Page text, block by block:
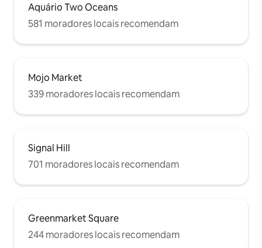
Aquário Two Oceans
581 moradores locais recomendam
Mojo Market
339 moradores locais recomendam
Signal Hill
701 moradores locais recomendam
Greenmarket Square
244 moradores locais recomendam